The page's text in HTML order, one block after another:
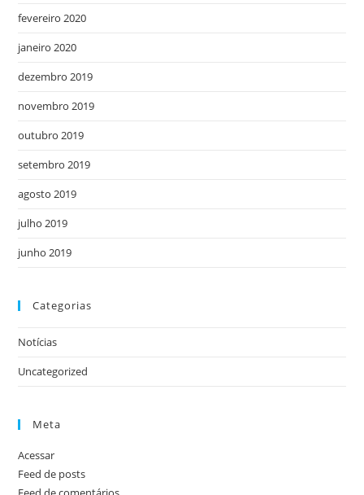
fevereiro 2020
janeiro 2020
dezembro 2019
novembro 2019
outubro 2019
setembro 2019
agosto 2019
julho 2019
junho 2019
Categorias
Notícias
Uncategorized
Meta
Acessar
Feed de posts